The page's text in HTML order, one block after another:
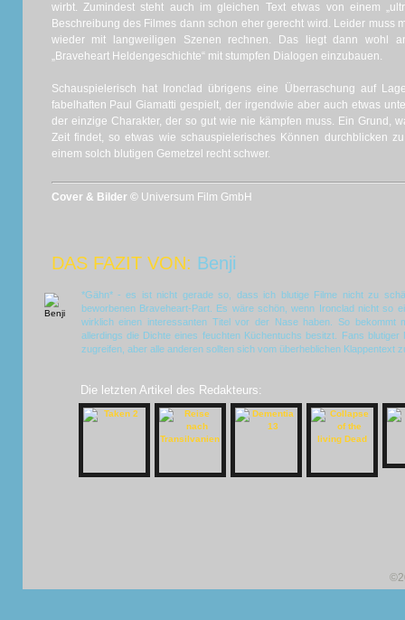
wirbt. Zumindest steht auch im gleichen Text etwas von einem
Beschreibung des Filmes dann schon eher gerecht wird. Leider muss
wieder mit langweiligen Szenen rechnen. Das liegt dann wohl
„Braveheart Heldengeschichte“ mit stumpfen Dialogen einzubauen.
Schauspielerisch hat Ironclad übrigens eine Überraschung auf
fabelhaften Paul Giamatti gespielt, der irgendwie aber auch etwas
der einzige Charakter, der so gut wie nie kämpfen muss. Ein Grund,
Zeit findet, so etwas wie schauspielerisches Können durchblicken
einem solch blutigen Gemetzel recht schwer.
Cover & Bilder © Universum Film GmbH
DAS FAZIT VON: Benji
*Gähn* - es ist nicht gerade so, dass ich blutige Filme nicht zu
beworbenen Braveheart-Part. Es wäre schön, wenn Ironclad nicht so
wirklich einen interessanten Titel vor der Nase haben. So bekommt
allerdings die Dichte eines feuchten Küchentuchs besitzt. Fans
zugreifen, aber alle anderen sollten sich vom überheblichen Klappentext
Die letzten Artikel des Redakteurs: